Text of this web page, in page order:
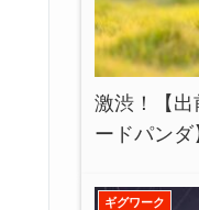
激渋！【出
ードパン
ギグワーク